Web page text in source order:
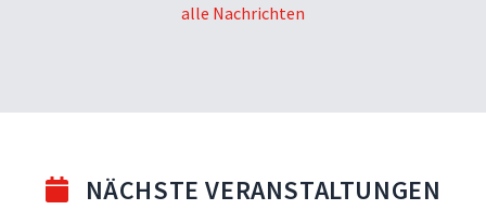
alle Nachrichten
NÄCHSTE VERANSTALTUNGEN